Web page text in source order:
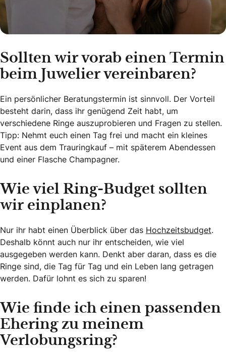
Sollten wir vorab einen Termin
beim Juwelier vereinbaren?
Ein persönlicher Beratungstermin ist sinnvoll. Der Vorteil
besteht darin, dass ihr genügend Zeit habt, um
verschiedene Ringe auszuprobieren und Fragen zu stellen.
Tipp: Nehmt euch einen Tag frei und macht ein kleines
Event aus dem Trauringkauf – mit späterem Abendessen
und einer Flasche Champagner.
Wie viel Ring-Budget sollten
wir einplanen?
Nur ihr habt einen Überblick über das Hochzeitsbudget.
Deshalb könnt auch nur ihr entscheiden, wie viel
ausgegeben werden kann. Denkt aber daran, dass es die
Ringe sind, die Tag für Tag und ein Leben lang getragen
werden. Dafür lohnt es sich zu sparen!
Wie finde ich einen passenden
Ehering zu meinem
Verlobungsring?